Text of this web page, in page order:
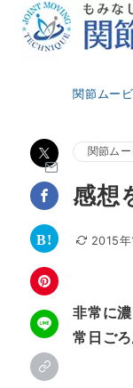
関節ムー
関節ム
感想
2015
非常に
常日ご